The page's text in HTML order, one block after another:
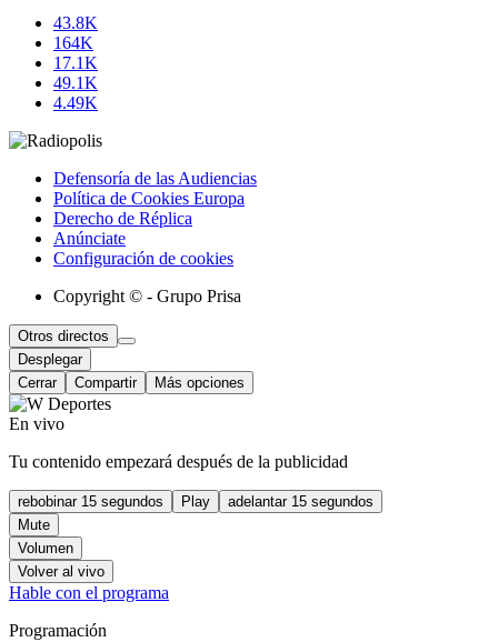
43.8K
164K
17.1K
49.1K
4.49K
Defensoría de las Audiencias
Política de Cookies Europa
Derecho de Réplica
Anúnciate
Configuración de cookies
Copyright © - Grupo Prisa
Otros directos
Desplegar
Cerrar
Compartir Más opciones
En vivo
Tu contenido empezará después de la publicidad
rebobinar 15 segundos Play
adelantar 15 segundos
Mute
Volumen
Volver al vivo
Hable con el programa
Programación